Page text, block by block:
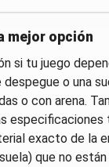
mejor opción
si tu juego
o una
o con arena.
especificaciones
exacto de la
que no